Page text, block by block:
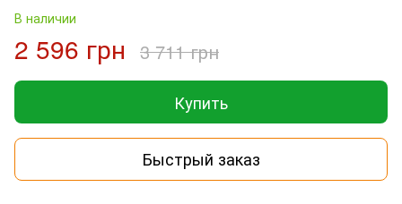
В наличии
2 596 грн 3 711 грн
Купить
Быстрый заказ